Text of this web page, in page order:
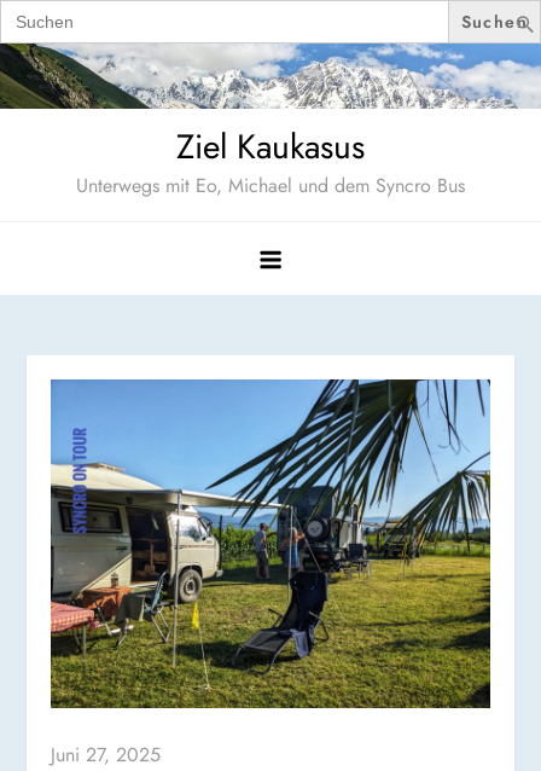
Search
for:
Skip
to
Ziel Kaukasus
Unterwegs mit Eo, Michael und dem Syncro Bus
Juni 27, 2025